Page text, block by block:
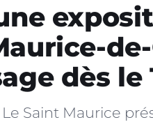
dès le
Saint Maurice